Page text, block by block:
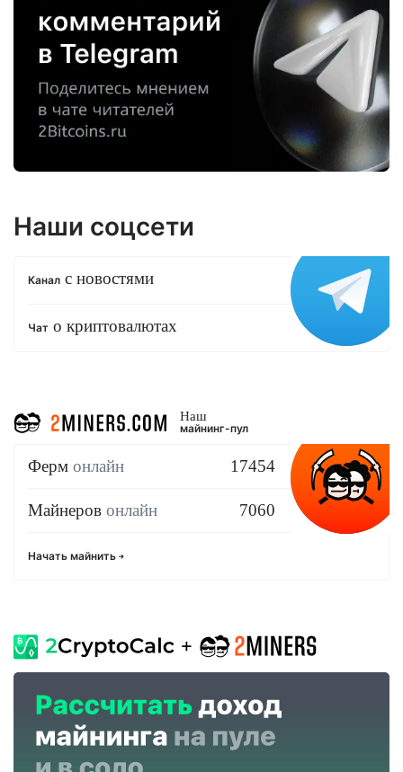
Наши соцсети
Канал с новостями
Чат о криптовалютах
Наш
майнинг-пул
Ферм онлайн 17454
Майнеров онлайн 7060
Начать майнить